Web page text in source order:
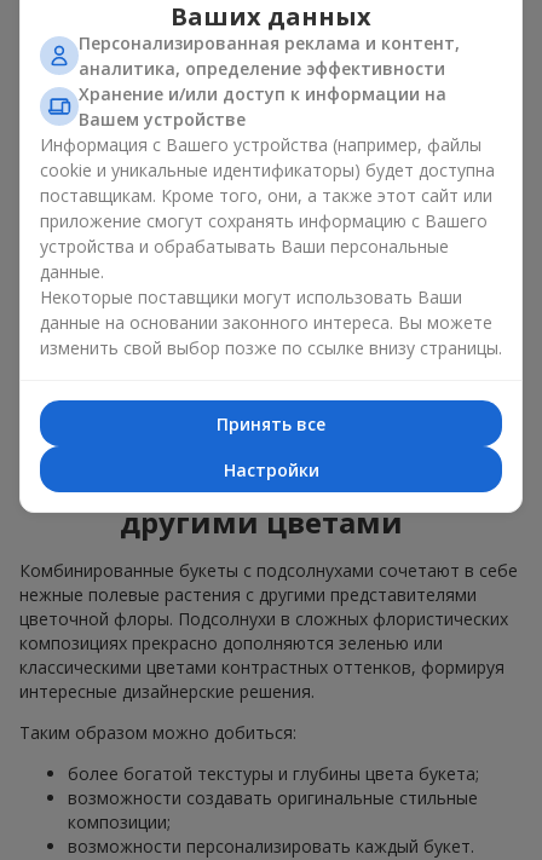
нежные композиции, дополненные сезонными
растениями;
изящные сочетания с классическими розами;
яркие букеты с побегами нежной зелени.
Единственный нюанс: подсолнухи — сезонные цветы,
доступные для продажи только в период цветения.
Классический букет с
подсолнухами
Классический букет с подсолнухами подчёркивает
природную форму и цветовую гамму яркого цветка.
Крупные цветы и высокие стебли создают чёткий силуэт
которые подходят как для торжественных событий, так и
просто как приятный подарок на каждый день.
Комбинированные букеты с
другими цветами
Комбинированные букеты с подсолнухами сочетают в себе
нежные полевые растения с другими представителями
цветочной флоры. Подсолнухи в сложных флористических
композициях прекрасно дополняются зеленью или
классическими цветами контрастных оттенков, формируя
интересные дизайнерские решения.
Таким образом можно добиться:
более богатой текстуры и глубины цвета букета;
возможности создавать оригинальные стильные
композиции;
возможности персонализировать каждый букет.
Ваших данных
Персонализированная реклама и контент,
аналитика, определение эффективности
Хранение и/или доступ к информации на
Вашем устройстве
Информация с Вашего устройства (например, файлы
cookie и уникальные идентификаторы) будет доступна
поставщикам. Кроме того, они, а также этот сайт или
приложение смогут сохранять информацию с Вашего
устройства и обрабатывать Ваши персональные
данные.
Некоторые поставщики могут использовать Ваши
данные на основании законного интереса. Вы можете
изменить свой выбор позже по ссылке внизу страницы.
Принять все
Настройки